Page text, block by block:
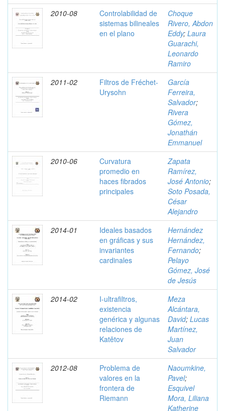
2010-08
Controlabilidad de
sistemas bilineales
en el plano
Choque
Rivero, Abdon
Eddy; Laura
Guarachi,
Leonardo
Ramiro
2011-02
Filtros de Fréchet-
Urysohn
García
Ferreira,
Salvador;
Rivera
Gómez,
Jonathán
Emmanuel
2010-06
Curvatura
promedio en
haces fibrados
principales
Zapata
Ramírez,
José Antonio;
Soto Posada,
César
Alejandro
2014-01
Ideales basados
en gráficas y sus
invariantes
cardinales
Hernández
Hernández,
Fernando;
Pelayo
Gómez, José
de Jesús
2014-02
I-ultrafiltros,
existencia
genérica y algunas
relaciones de
Katětov
Meza
Alcántara,
David; Lucas
Martínez,
Juan
Salvador
2012-08
Problema de
valores en la
frontera de
Riemann
Naoumkine,
Pavel;
Esquivel
Mora, Liliana
Katherine